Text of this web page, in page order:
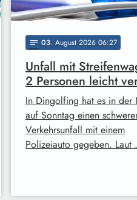
notes 03. August 2026 06:27
Unfall mit
2 Personen leicht
In Dingolfing hat es in der
auf Sonntag einen
Verkehrsunfall mit einem
Polizeiauto gegeben.